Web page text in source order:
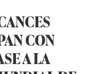
CON
A LA